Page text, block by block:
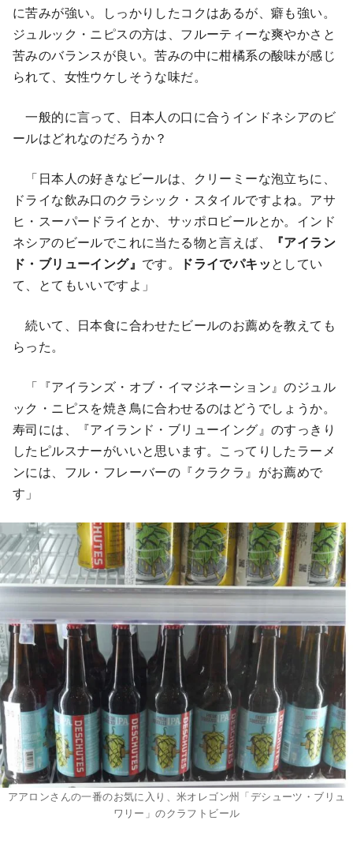
に苦みが強い。しっかりしたコクはあるが、癖も強い。
ジュルック・ニピスの方は、フルーティーな爽やかさと
苦みのバランスが良い。苦みの中に柑橘系の酸味が感じ
られて、女性ウケしそうな味だ。
一般的に言って、日本人の口に合うインドネシアのビ
ールはどれなのだろうか？
「日本人の好きなビールは、クリーミーな泡立ちに、
ドライな飲み口のクラシック・スタイルですよね。アサ
ヒ・スーパードライとか、サッポロビールとか。インド
ネシアのビールでこれに当たる物と言えば、
『アイラン
ド・ブリューイング』 です。 ドライでパキッとしてい
て、とてもいいですよ」
続いて、日本食に合わせたビールのお薦めを教えても
らった。
「『アイランズ・オブ・イマジネーション』のジュル
ック・ニピスを焼き鳥に合わせるのはどうでしょうか。
寿司には、『アイランド・ブリューイング』のすっきり
したピルスナーがいいと思います。こってりしたラーメ
ンには、フル・フレーバーの『クラクラ』がお薦めで
す」
アアロンさんの一番のお気に入り、米オレゴン州「デシューツ・ブリュ
ワリー」のクラフトビール